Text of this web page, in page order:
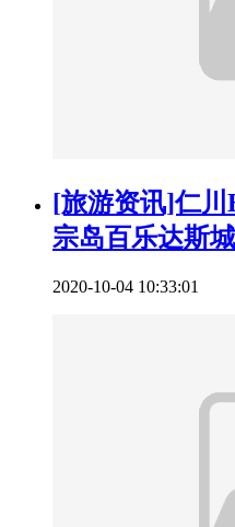
[旅游资讯]仁川
宗岛百乐达斯城
2020-10-04 10:33:01